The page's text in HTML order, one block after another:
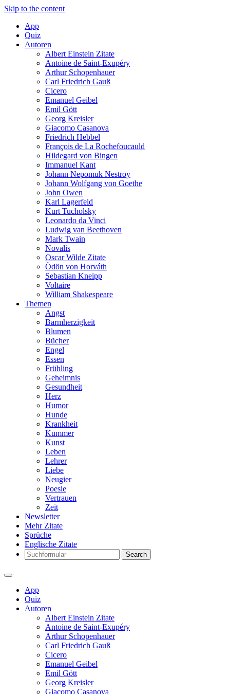
Skip to the content
App
Quiz
Autoren
Albert Einstein Zitate
Antoine de Saint-Exupéry
Arthur Schopenhauer
Carl Friedrich Gauß
Cicero
Emanuel Geibel
Emil Gött
Georg Kreisler
Giacomo Casanova
Friedrich Hebbel
François de La Rochefoucauld
Hildegard von Bingen
Immanuel Kant
Johann Nepomuk Nestroy
Johann Wolfgang von Goethe
John Owen
Karl Lagerfeld
Kurt Tucholsky
Leonardo da Vinci
Ludwig van Beethoven
Mark Twain
Novalis
Oscar Wilde Zitate
Ödön von Horváth
Sebastian Kneipp
Voltaire
William Shakespeare
Themen
Angst
Barmherzigkeit
Blumen
Bücher
Engel
Essen
Frühling
Geheimnis
Gesundheit
Herz
Humor
Hunde
Krankheit
Kummer
Kunst
Leben
Lehrer
Liebe
Neugier
Poesie
Vertrauen
Zeit
Newsletter
Mehr Zitate
Sprüche
Englische Zitate
Search
App
Quiz
Autoren
Albert Einstein Zitate
Antoine de Saint-Exupéry
Arthur Schopenhauer
Carl Friedrich Gauß
Cicero
Emanuel Geibel
Emil Gött
Georg Kreisler
Giacomo Casanova